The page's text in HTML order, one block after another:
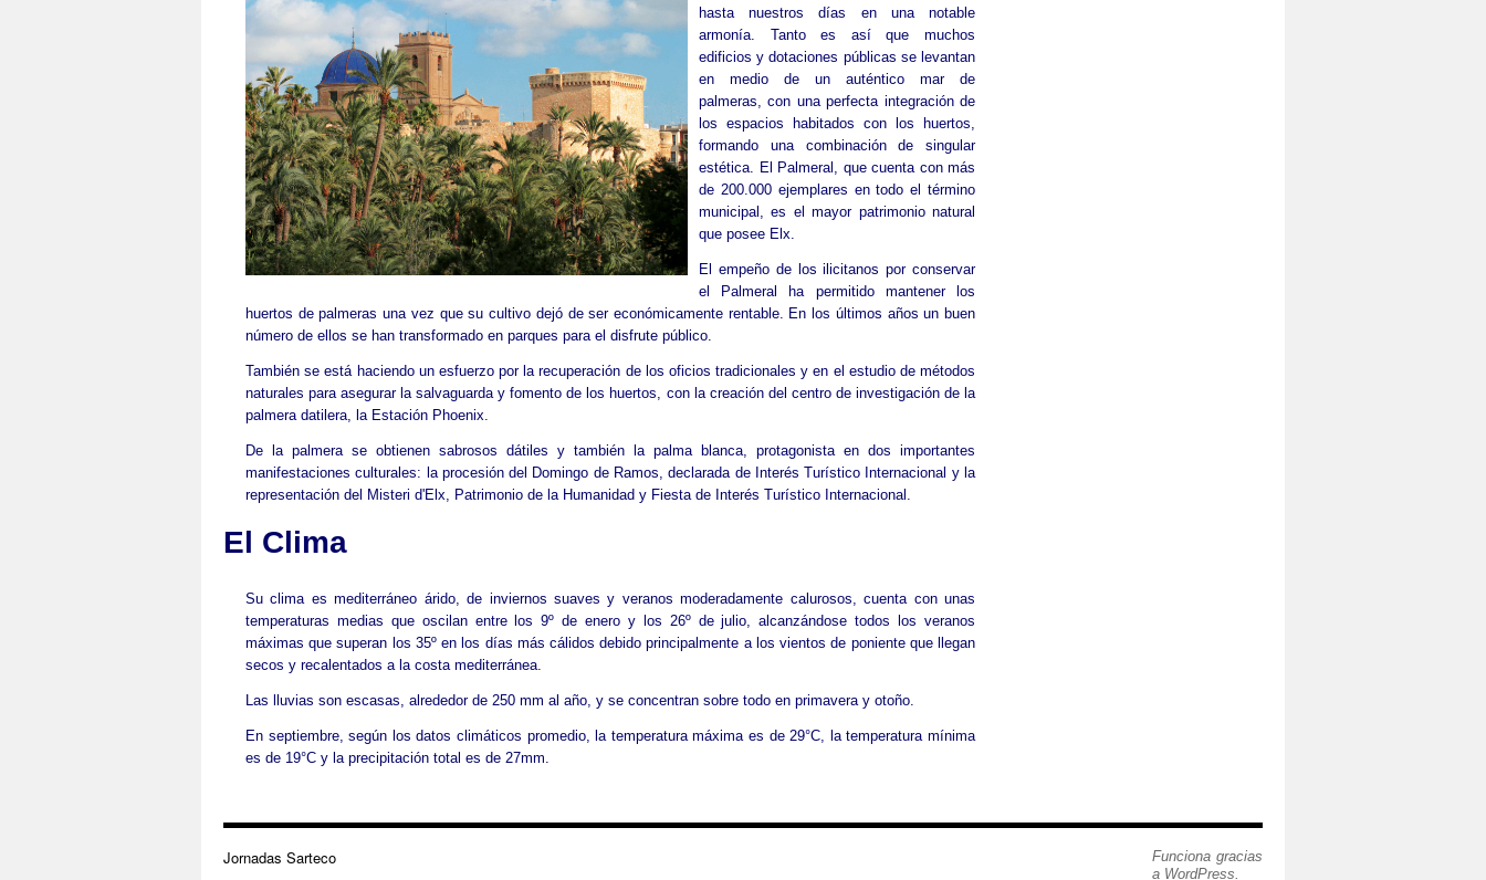
hasta nuestros días en una notable
armonía. Tanto es así que muchos
edificios y dotaciones públicas se levantan
en medio de un auténtico mar de
palmeras, con una perfecta integración de
los espacios habitados con los huertos,
formando una combinación de singular
estética. El Palmeral, que cuenta con más
de 200.000 ejemplares en todo el término
municipal, es el mayor patrimonio natural
que posee Elx.
El empeño de los ilicitanos por conservar
el Palmeral ha permitido mantener los
huertos de palmeras una vez que su cultivo dejó de ser económicamente rentable. En los últimos años un buen
número de ellos se han transformado en parques para el disfrute público.
También se está haciendo un esfuerzo por la recuperación de los oficios tradicionales y en el estudio de métodos
naturales para asegurar la salvaguarda y fomento de los huertos, con la creación del centro de investigación de la
palmera datilera, la Estación Phoenix.
De la palmera se obtienen sabrosos dátiles y también la palma blanca, protagonista en dos importantes
manifestaciones culturales: la procesión del Domingo de Ramos, declarada de Interés Turístico Internacional y la
representación del Misteri d'Elx, Patrimonio de la Humanidad y Fiesta de Interés Turístico Internacional.
El Clima
Su clima es mediterráneo árido, de inviernos suaves y veranos moderadamente calurosos, cuenta con unas
temperaturas medias que oscilan entre los 9º de enero y los 26º de julio, alcanzándose todos los veranos
máximas que superan los 35º en los días más cálidos debido principalmente a los vientos de poniente que llegan
secos y recalentados a la costa mediterránea.
Las lluvias son escasas, alrededor de 250 mm al año, y se concentran sobre todo en primavera y otoño.
En septiembre, según los datos climáticos promedio, la temperatura máxima es de 29°C, la temperatura mínima
es de 19°C y la precipitación total es de 27mm.
Jornadas Sarteco
Funciona gracias
a WordPress.